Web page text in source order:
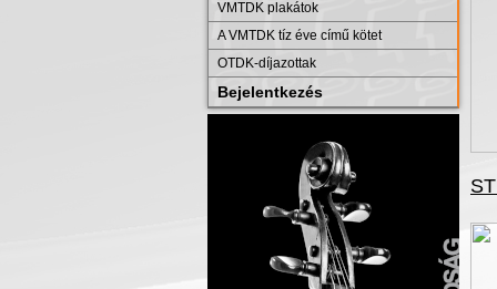
VMTDK plakátok
A VMTDK tíz éve című kötet
OTDK-díjazottak
Bejelentkezés